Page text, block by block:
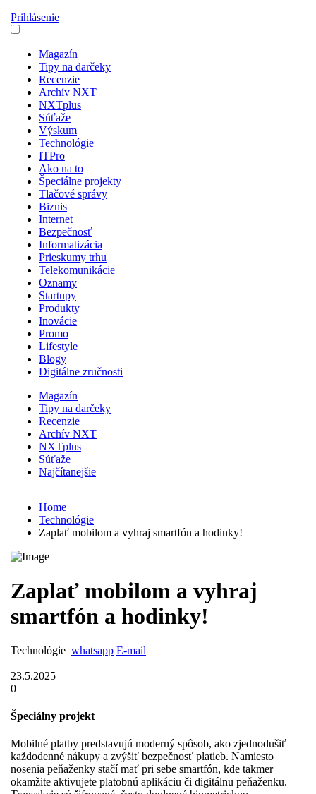
Prihlásenie
Magazín
Tipy na darčeky
Recenzie
Archív NXT
NXTplus
Súťaže
Výskum
Technológie
ITPro
Ako na to
Špeciálne projekty
Tlačové správy
Biznis
Internet
Bezpečnosť
Informatizácia
Prieskumy trhu
Telekomunikácie
Oznamy
Startupy
Produkty
Inovácie
Promo
Lifestyle
Blogy
Digitálne zručnosti
Magazín
Tipy na darčeky
Recenzie
Archív NXT
NXTplus
Súťaže
Najčítanejšie
Home
Technológie
Zaplať mobilom a vyhraj smartfón a hodinky!
Zaplať mobilom a vyhraj
smartfón a hodinky!
Technológie whatsapp E-mail
23.5.2025
0
Špeciálny projekt
Mobilné platby predstavujú moderný spôsob, ako zjednodušiť
každodenné nákupy a zvýšiť bezpečnosť platieb. Namiesto
nosenia peňaženky stačí mať pri sebe smartfón, kde takmer
okamžite aktivujete platobnú aplikáciu či digitálnu peňaženku.